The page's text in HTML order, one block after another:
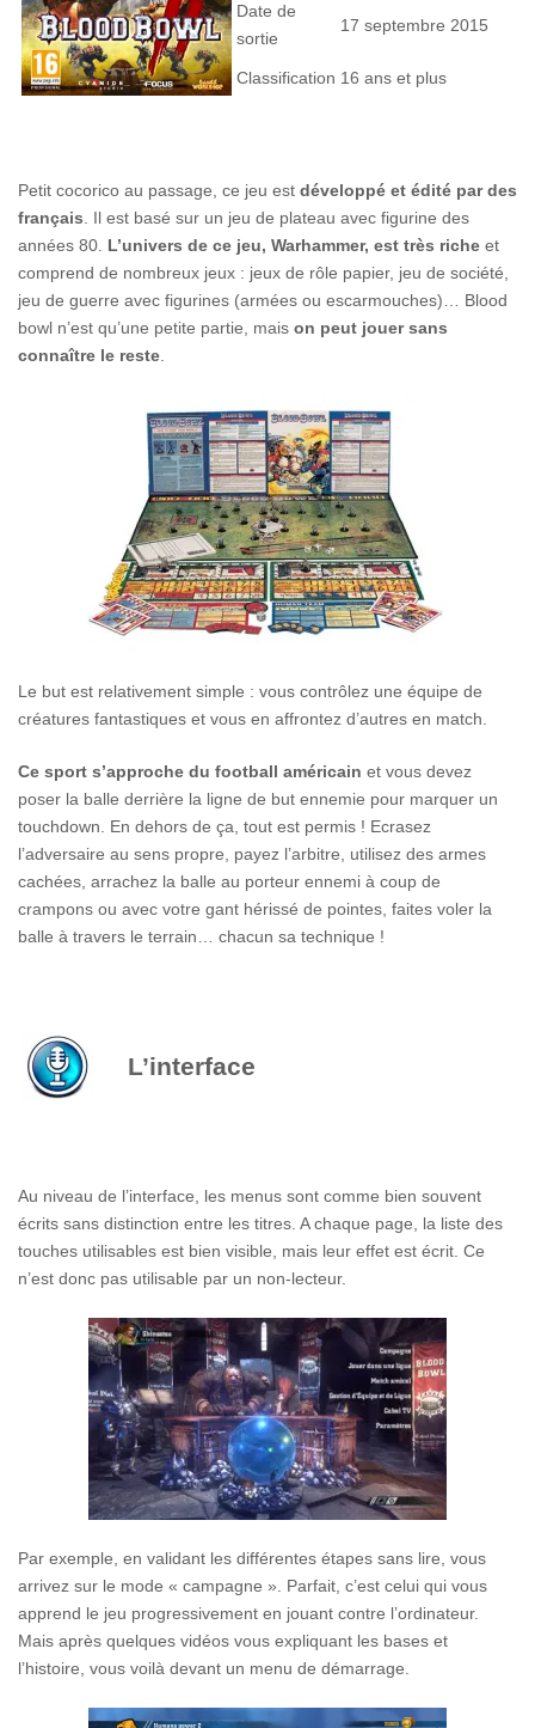
Date de
sortie
17 septembre 2015
Classification 16 ans et plus
Petit cocorico au passage, ce jeu est développé et édité par des
français . Il est basé sur un jeu de plateau avec figurine des
années 80. L’univers de ce jeu, Warhammer, est très riche et
comprend de nombreux jeux : jeux de rôle papier, jeu de société,
jeu de guerre avec figurines (armées ou escarmouches)… Blood
bowl n’est qu’une petite partie, mais on peut jouer sans
connaître le reste
Le but est relativement simple : vous contrôlez une équipe de
créatures fantastiques et vous en affrontez d’autres en match.
Ce sport s’approche du football américain et vous devez
poser la balle derrière la ligne de but ennemie pour marquer un
touchdown. En dehors de ça, tout est permis ! Ecrasez
l’adversaire au sens propre, payez l’arbitre, utilisez des armes
cachées, arrachez la balle au porteur ennemi à coup de
crampons ou avec votre gant hérissé de pointes, faites voler la
balle à travers le terrain… chacun sa technique !
L’interface
Au niveau de l’interface, les menus sont comme bien souvent
écrits sans distinction entre les titres. A chaque page, la liste des
touches utilisables est bien visible, mais leur effet est écrit. Ce
n’est donc pas utilisable par un non-lecteur.
Par exemple, en validant les différentes étapes sans lire, vous
arrivez sur le mode « campagne ». Parfait, c’est celui qui vous
apprend le jeu progressivement en jouant contre l’ordinateur.
Mais après quelques vidéos vous expliquant les bases et
l’histoire, vous voilà devant un menu de démarrage.